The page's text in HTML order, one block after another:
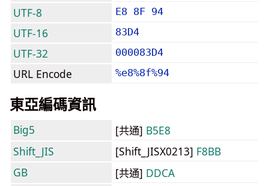
UTF-8 E8 8F 94
UTF-16 83D4
UTF-32 000083D4
URL Encode %e8%8f%94
東亞編碼資訊
Big5 [共通] B5E8
Shift_JIS
[Shift_JISX0213] F8BB
GB
[共通] DDCA